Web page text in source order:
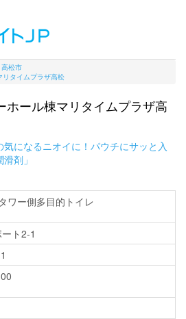
高松市
タイムプラザ高松
ホール棟マリタイムプラザ高
気になるニオイに！パウチにサッと入
剤」
ワー側多目的トイレ
ト2-1